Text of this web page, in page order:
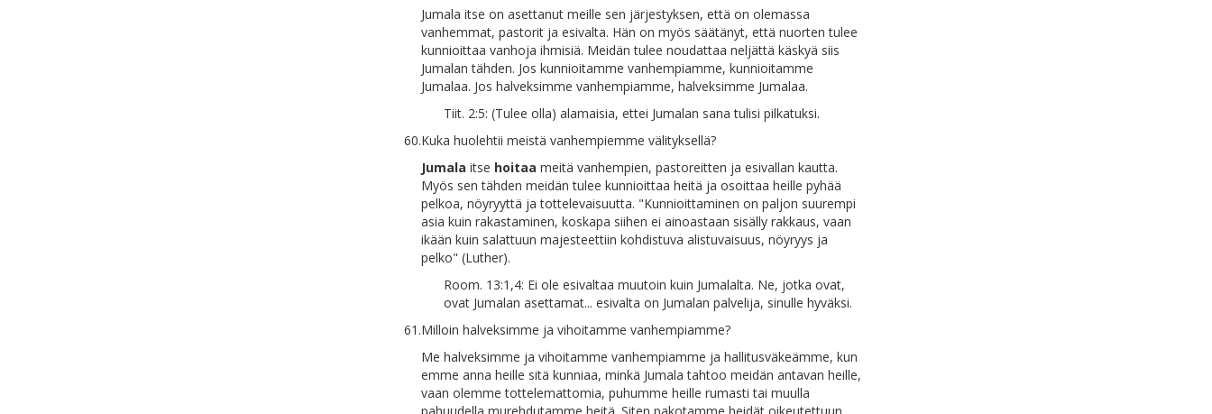
Jumala itse on asettanut meille sen järjestyksen, että on olemassa
vanhemmat, pastorit ja esivalta. Hän on myös säätänyt, että nuorten tulee
kunnioittaa vanhoja ihmisiä. Meidän tulee noudattaa neljättä käskyä siis
Jumalan tähden. Jos kunnioitamme vanhempiamme, kunnioitamme
Jumalaa. Jos halveksimme vanhempiamme, halveksimme Jumalaa.
Tiit. 2:5: (Tulee olla) alamaisia, ettei Jumalan sana tulisi pilkatuksi.
60.Kuka huolehtii meistä vanhempiemme välityksellä?
Jumala itse hoitaa meitä vanhempien, pastoreitten ja esivallan kautta.
Myös sen tähden meidän tulee kunnioittaa heitä ja osoittaa heille pyhää
pelkoa, nöyryyttä ja tottelevaisuutta. "Kunnioittaminen on paljon suurempi
asia kuin rakastaminen, koskapa siihen ei ainoastaan sisälly rakkaus, vaan
ikään kuin salattuun majesteettiin kohdistuva alistuvaisuus, nöyryys ja
pelko" (Luther).
Room. 13:1,4: Ei ole esivaltaa muutoin kuin Jumalalta. Ne, jotka ovat,
ovat Jumalan asettamat... esivalta on Jumalan palvelija, sinulle hyväksi.
61.Milloin halveksimme ja vihoitamme vanhempiamme?
Me halveksimme ja vihoitamme vanhempiamme ja hallitusväkeämme, kun
emme anna heille sitä kunniaa, minkä Jumala tahtoo meidän antavan heille,
vaan olemme tottelemattomia, puhumme heille rumasti tai muulla